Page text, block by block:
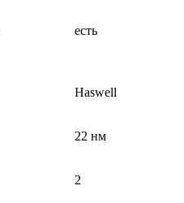
есть
Haswell
22 нм
2